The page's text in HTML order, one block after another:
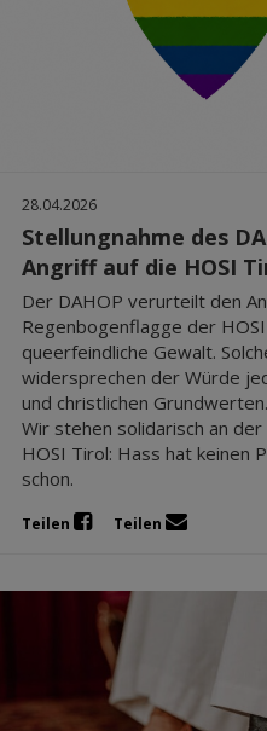
28.04.2026
Stellungnahme des
Angriff auf die HOSI
Der DAHOP verurteilt den
Regenbogenflagge der
queerfeindliche Gewalt.
widersprechen der Würde
und christlichen Grundwerten.
Wir stehen solidarisch an
HOSI Tirol: Hass hat keinen
schon.
Teilen Teilen